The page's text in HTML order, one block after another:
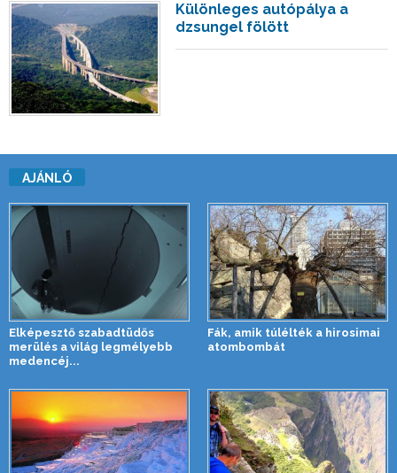
Különleges autópálya a
dzsungel fölött
AJÁNLÓ
Elképesztő szabadtüdős
merülés a világ legmélyebb
medencéj...
Fák, amik túlélték a hirosimai
atombombát